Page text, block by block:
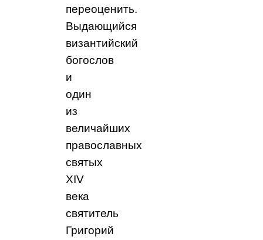
переоценить.
Выдающийся
византийский
богослов
и
один
из
величайших
православных
святых
XIV
века
святитель
Григорий